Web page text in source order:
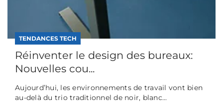
TENDANCES TECH
Réinventer le design des bureaux:
Nouvelles cou...
Aujourd’hui, les environnements de travail vont bien
au-delà du trio traditionnel de noir, blanc...